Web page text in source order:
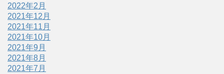
2022年2月
2021年12月
2021年11月
2021年10月
2021年9月
2021年8月
2021年7月